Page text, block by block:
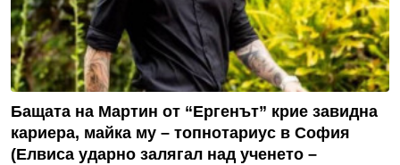
Бащата на Мартин от “Ергенът” крие завидна
кариера, майка му – топнотариус в София
(Елвиса ударно залягал над ученето –